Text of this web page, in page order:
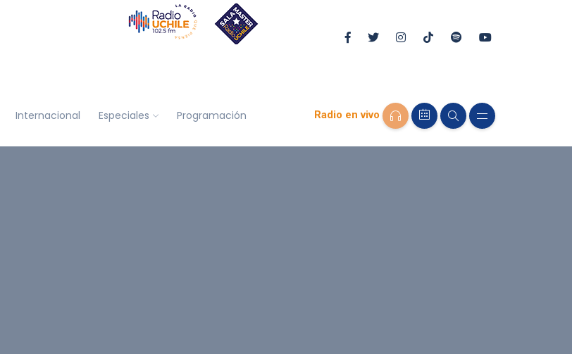
Internacional Especiales Programación Radio en vivo